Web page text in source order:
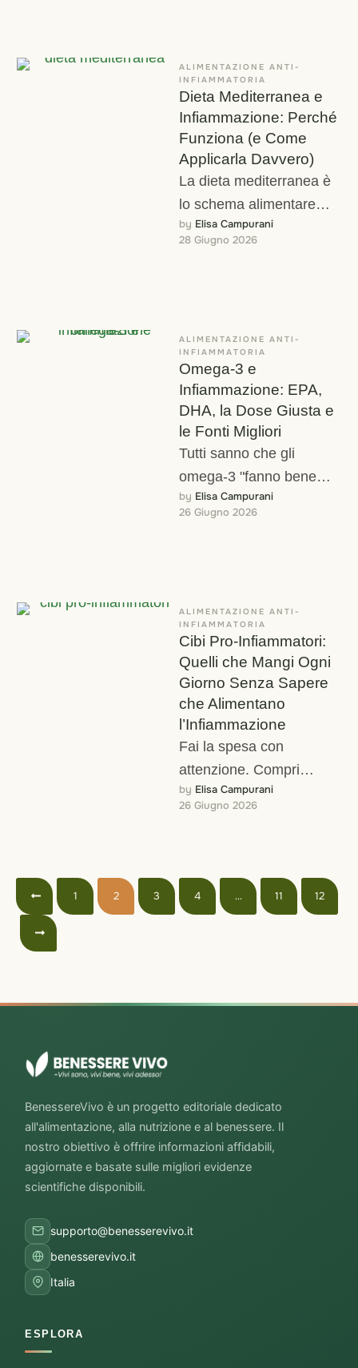
ALIMENTAZIONE ANTI-
INFIAMMATORIA
Dieta Mediterranea e
Infiammazione: Perché
Funziona (e Come
Applicarla Davvero)
La dieta mediterranea è
lo schema alimentare
con il corpus di evidenza
scientifica più solido al
by Elisa Campurani
28 Giugno 2026
ALIMENTAZIONE ANTI-
INFIAMMATORIA
Omega-3 e
Infiammazione: EPA,
DHA, la Dose Giusta e
le Fonti Migliori
Tutti sanno che gli
omega-3 "fanno bene
all'infiammazione". Ma
cosa significa
by Elisa Campurani
26 Giugno 2026
ALIMENTAZIONE ANTI-
INFIAMMATORIA
Cibi Pro-Infiammatori:
Quelli che Mangi Ogni
Giorno Senza Sapere
che Alimentano
l’Infiammazione
Fai la spesa con
attenzione. Compri
biologico quando puoi.
Hai eliminato la junk food
by Elisa Campurani
26 Giugno 2026
1 2 3 4 … 11 12
BenessereVivo è un progetto editoriale dedicato
all'alimentazione, alla nutrizione e al benessere. Il
nostro obiettivo è offrire informazioni affidabili,
aggiornate e basate sulle migliori evidenze
scientifiche disponibili.
supporto@benesserevivo.it
benesserevivo.it
Italia
ESPLORA